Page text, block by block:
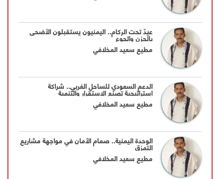
عيدٌ تحت الركام.. اليمنيون يستقبلون الأضحى
بالحزن والجوع
مطيع سعيد المخلافي
الدعم السعودي للساحل الغربي.. شراكة
استراتيجية تصنع الاستقرار والتنمية
مطيع سعيد المخلافي
الوحدة اليمنية.. صمام الأمان في مواجهة مشاريع
التمزق
مطيع سعيد المخلافي